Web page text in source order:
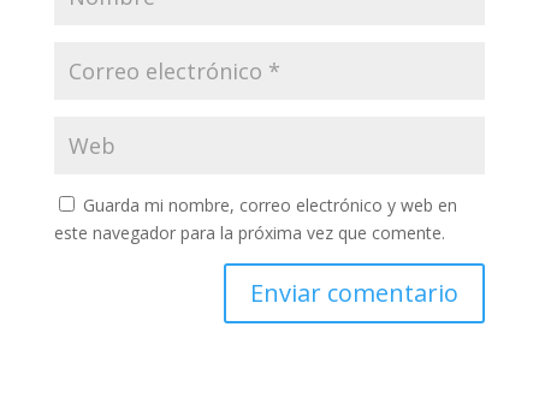
Guarda mi nombre, correo electrónico y web en
este navegador para la próxima vez que comente.